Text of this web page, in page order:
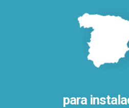
para